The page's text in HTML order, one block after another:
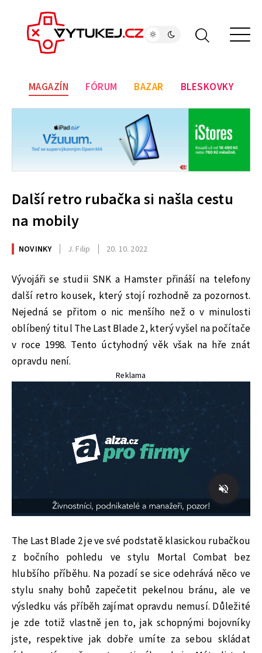
MAGAZÍN FÓRUM BAZAR BLESKOVKY
Další retro rubačka si našla cestu
na mobily
NOVINKY J. Filip 20. 10. 2022
Vývojáři se studii SNK a Hamster přináší na telefony
další retro kousek, který stojí rozhodně za pozornost.
Nejedná se přitom o nic menšího než o v minulosti
oblíbený titul The Last Blade 2, který vyšel na počítače
v roce 1998. Tento úctyhodný věk však na hře znát
opravdu není.
Reklama
The Last Blade 2 je ve své podstatě klasickou rubačkou
z bočního pohledu ve stylu Mortal Combat bez
hlubšího příběhu. Na pozadí se sice odehrává něco ve
stylu snahy bohů zapečetit pekelnou bránu, ale ve
výsledku vás příběh zajímat opravdu nemusí. Důležité
je zde totiž vlastně jen to, jak schopnými bojovníky
jste, respektive jak dobře umíte za sebou skládat